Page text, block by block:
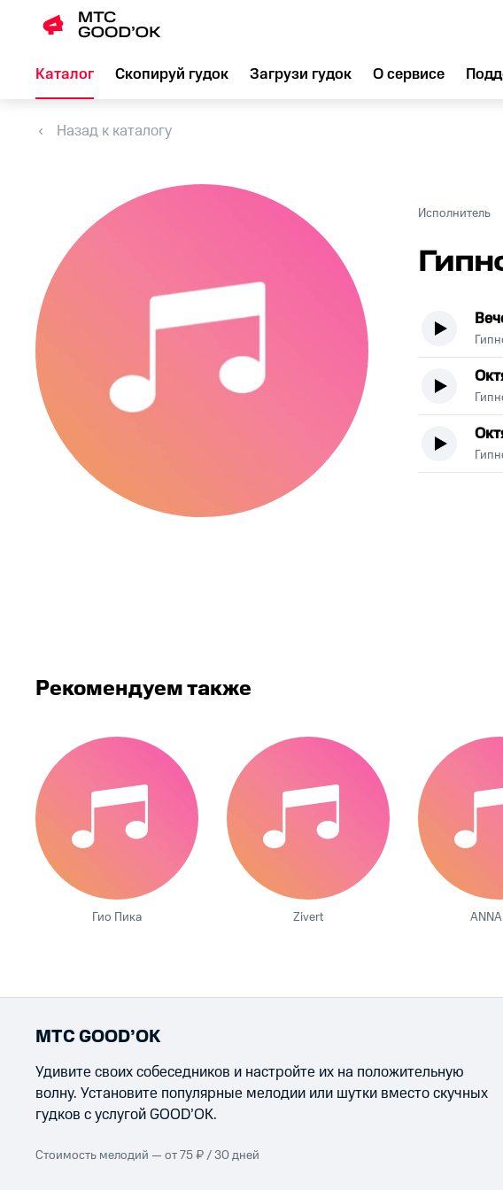
Каталог Скопируй гудок Загрузи гудок О сервисе
Назад к каталогу
Исполнитель
Рекомендуем также
Гио Пика Zivert ANNA
МТС GOOD’OK
Удивите своих собеседников и настройте их на положительную
волну. Установите популярные мелодии или шутки вместо скучных
гудков с услугой GOOD’OK.
Стоимость мелодий — от 75 ₽ / 30 дней